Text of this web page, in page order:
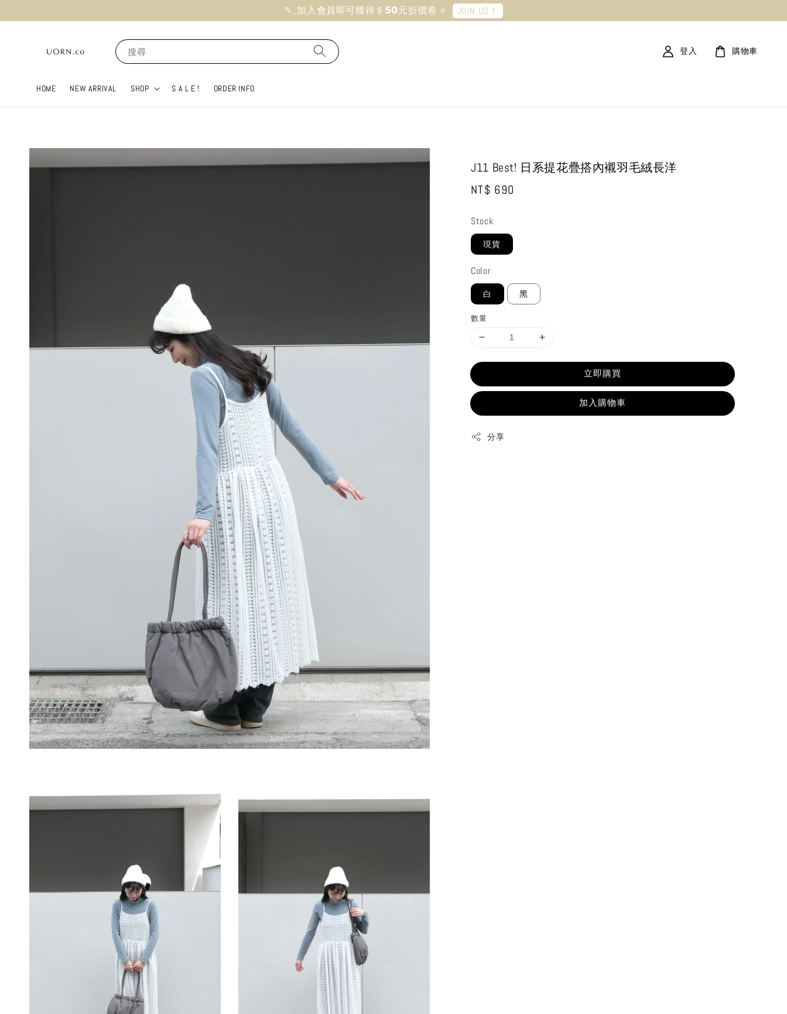
✎ ̼ 加入會員即可獲得＄𝟱𝟬元折價卷 ⟡ JOIN US！
搜尋
HOME NEW ARRIVAL SHOP S A L E ! ORDER INFO
登入 購物車
J11 Best! 日系提花疊搭內襯羽毛絨長洋
Regular
NT$ 690
Stock
現貨
Color
白 黑
數量
立即購買
加入購物車
分享